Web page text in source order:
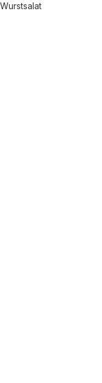
Wurstsalat